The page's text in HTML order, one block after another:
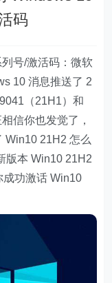
码
号/激活码：微软
10 消息推送了 2
（21H1）和
信你也发觉了，
Win10 21H2 怎么
版本 Win10 21H2
成功激话 Win10